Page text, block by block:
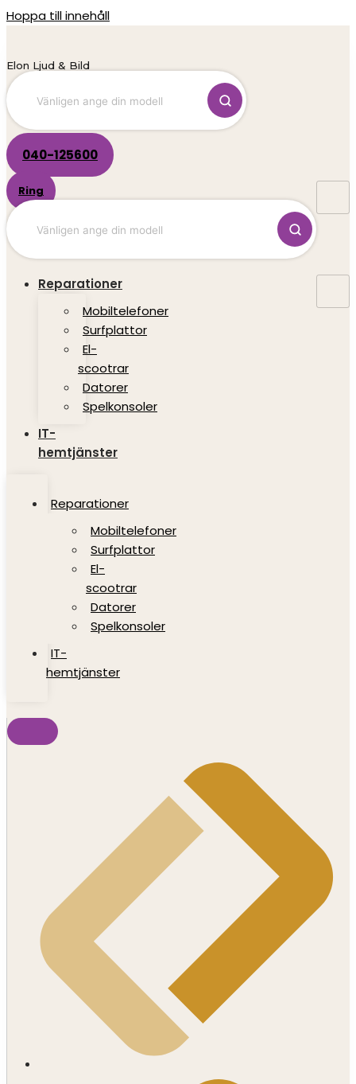
Hoppa till innehåll
Elon Ljud & Bild
040-125600
Ring
Reparationer
Mobiltelefoner
Surfplattor
El-
scootrar
Datorer
Spelkonsoler
IT-
hemtjänster
Reparationer
Mobiltelefoner
Surfplattor
El-
scootrar
Datorer
Spelkonsoler
IT-
hemtjänster